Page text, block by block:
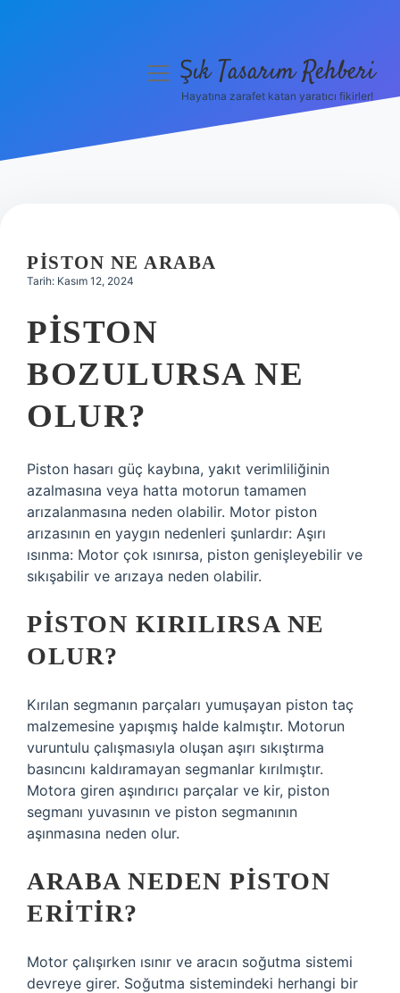
Hakkımızda
menüyüŞık Tasarım Rehberi
Hayatına zarafet katan yaratıcı fikirler!
PISTON NE ARABA
Tarih: Kasım 12, 2024
PISTON
BOZULURSA NE
OLUR?
Piston hasarı güç kaybına, yakıt verimliliğinin
azalmasına veya hatta motorun tamamen
arızalanmasına neden olabilir. Motor piston
arızasının en yaygın nedenleri şunlardır: Aşırı
ısınma: Motor çok ısınırsa, piston genişleyebilir ve
sıkışabilir ve arızaya neden olabilir.
PISTON KIRILIRSA NE
OLUR?
Kırılan segmanın parçaları yumuşayan piston taç
malzemesine yapışmış halde kalmıştır. Motorun
vuruntulu çalışmasıyla oluşan aşırı sıkıştırma
basıncını kaldıramayan segmanlar kırılmıştır.
Motora giren aşındırıcı parçalar ve kir, piston
segmanı yuvasının ve piston segmanının
aşınmasına neden olur.
ARABA NEDEN PISTON
ERITIR?
Motor çalışırken ısınır ve aracın soğutma sistemi
devreye girer. Soğutma sistemindeki herhangi bir